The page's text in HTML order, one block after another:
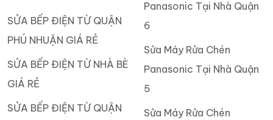
SỬA BẾP ĐIỆN TỪ QUẬN
PHÚ NHUẬN GIÁ RẺ
SỬA BẾP ĐIỆN TỪ NHÀ BÈ
GIÁ RẺ
SỬA BẾP ĐIỆN TỪ QUẬN
Panasonic Tại Nhà Quận
6
Sửa Máy Rửa Chén
Panasonic Tại Nhà Quận
5
Sửa Máy Rửa Chén